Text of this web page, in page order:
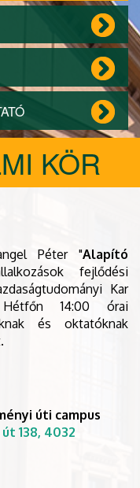
KÖR
Péter "Alapító
fejlődési
Kar
14:00 órai
és oktatóknak
úti campus
138, 4032